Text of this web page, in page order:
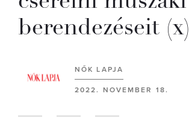
berendezéseit (x)
NŐK LAPJA
2022. NOVEMBER 18.